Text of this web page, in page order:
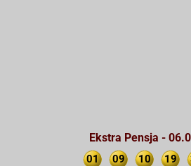
Ekstra Pensja -
01 09 10 19